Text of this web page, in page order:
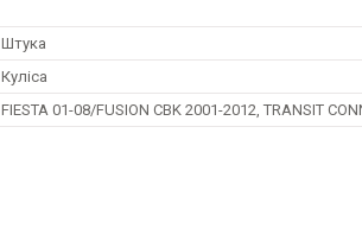
Штука
Куліса
FIESTA 01-08/FUSION CBK 2001-2012, TRANSIT